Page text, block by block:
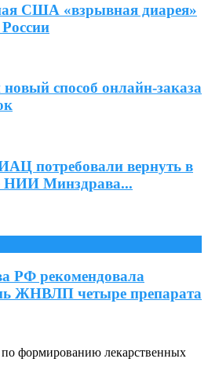
США «взрывная диарея»
способ онлайн-заказа
потребовали вернуть в
НИИ Минздрава...
РФ рекомендовала
ЖНВЛП четыре препарата
формированию лекарственных